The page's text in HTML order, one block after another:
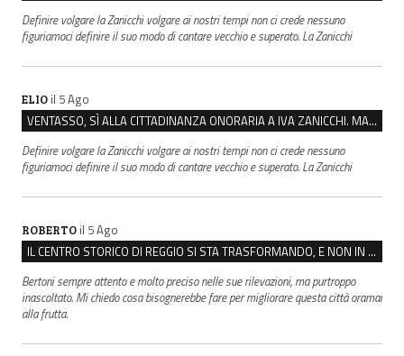
Definire volgare la Zanicchi volgare ai nostri tempi non ci crede nessuno
figuriamoci definire il suo modo di cantare vecchio e superato. La Zanicchi
ELIO il 5 Ago
VENTASSO, SÌ ALLA CITTADINANZA ONORARIA A IVA ZANICCHI. MA BARGIACCHI: “È DI PESSIMO GUSTO”
Definire volgare la Zanicchi volgare ai nostri tempi non ci crede nessuno
figuriamoci definire il suo modo di cantare vecchio e superato. La Zanicchi
ROBERTO il 5 Ago
IL CENTRO STORICO DI REGGIO SI STA TRASFORMANDO, E NON IN MEGLIO
Bertoni sempre attento e molto preciso nelle sue rilevazioni, ma purtroppo
inascoltato. Mi chiedo cosa bisognerebbe fare per migliorare questa città oramai
alla frutta.